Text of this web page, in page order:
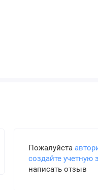
Пожалуйста
создайте учетную
написать отзыв